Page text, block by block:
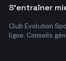
S'entraîner
Club Evolution
ligne. Conseils